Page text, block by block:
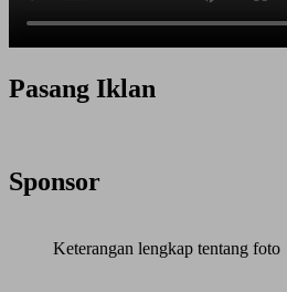
Pasang Iklan
Sponsor
Keterangan lengkap tentang foto